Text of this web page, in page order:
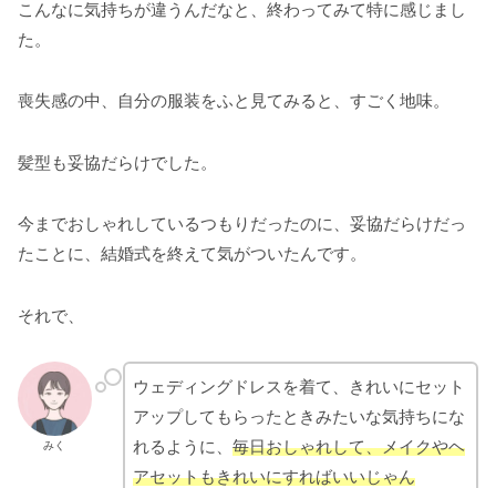
こんなに気持ちが違うんだなと、終わってみて特に感じまし
た。
喪失感の中、自分の服装をふと見てみると、すごく地味。
髪型も妥協だらけでした。
今までおしゃれしているつもりだったのに、妥協だらけだっ
たことに、結婚式を終えて気がついたんです。
それで、
みく
ウェディングドレスを着て、きれいにセット
アップしてもらったときみたいな気持ちにな
れるように、 毎日おしゃれして、メイクやヘ
アセットもきれいにすればいいじゃん